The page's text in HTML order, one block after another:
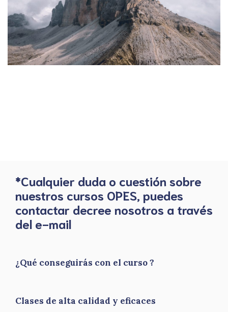
*Cualquier duda o cuestión sobre
nuestros cursos OPES, puedes
contactar decree nosotros a través
del e-mail
¿Qué conseguirás con el curso ?
Clases de alta calidad y eficaces